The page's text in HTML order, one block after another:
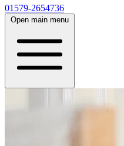
01579-2654736
Open main menu